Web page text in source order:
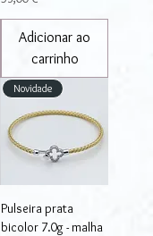
Adicionar ao
carrinho
Novidade
Pulseira prata
bicolor 7.0g - malha